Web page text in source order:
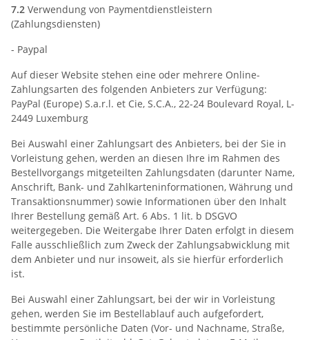
7.2 Verwendung von Paymentdienstleistern
(Zahlungsdiensten)
- Paypal
Auf dieser Website stehen eine oder mehrere Online-
Zahlungsarten des folgenden Anbieters zur Verfügung:
PayPal (Europe) S.a.r.l. et Cie, S.C.A., 22-24 Boulevard Royal, L-
2449 Luxemburg
Bei Auswahl einer Zahlungsart des Anbieters, bei der Sie in
Vorleistung gehen, werden an diesen Ihre im Rahmen des
Bestellvorgangs mitgeteilten Zahlungsdaten (darunter Name,
Anschrift, Bank- und Zahlkarteninformationen, Währung und
Transaktionsnummer) sowie Informationen über den Inhalt
Ihrer Bestellung gemäß Art. 6 Abs. 1 lit. b DSGVO
weitergegeben. Die Weitergabe Ihrer Daten erfolgt in diesem
Falle ausschließlich zum Zweck der Zahlungsabwicklung mit
dem Anbieter und nur insoweit, als sie hierfür erforderlich
ist.
Bei Auswahl einer Zahlungsart, bei der wir in Vorleistung
gehen, werden Sie im Bestellablauf auch aufgefordert,
bestimmte persönliche Daten (Vor- und Nachname, Straße,